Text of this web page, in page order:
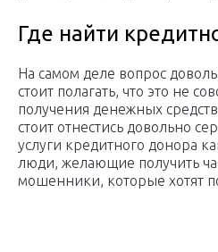
Где найти
На самом деле вопрос
стоит полагать, что это не
получения денежных
стоит отнестись довольно
услуги кредитного донора
люди, желающие получить
мошенники, которые хотят